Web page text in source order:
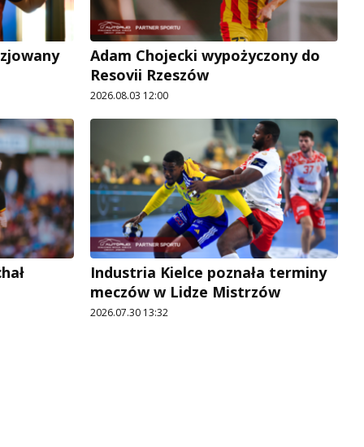
Adam Chojecki wypożyczony do
Resovii Rzeszów
2026.08.03 12:00
Industria Kielce poznała terminy
meczów w Lidze Mistrzów
2026.07.30 13:32